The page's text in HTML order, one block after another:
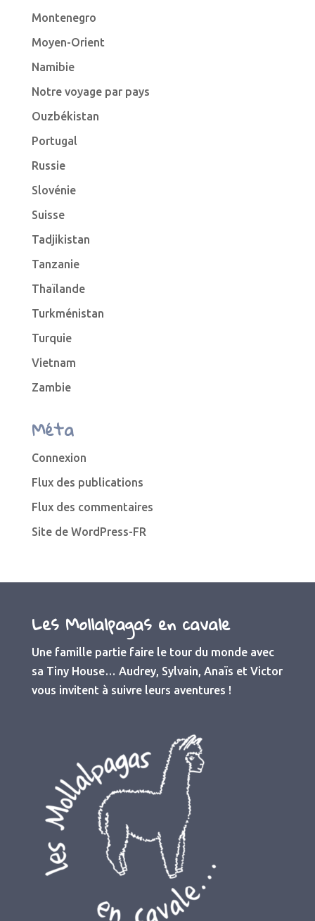
Montenegro
Moyen-Orient
Namibie
Notre voyage par pays
Ouzbékistan
Portugal
Russie
Slovénie
Suisse
Tadjikistan
Tanzanie
Thaïlande
Turkménistan
Turquie
Vietnam
Zambie
Méta
Connexion
Flux des publications
Flux des commentaires
Site de WordPress-FR
Les Mollalpagas en cavale
Une famille partie faire le tour du monde avec
sa Tiny House… Audrey, Sylvain, Anaïs et Victor
vous invitent à suivre leurs aventures !